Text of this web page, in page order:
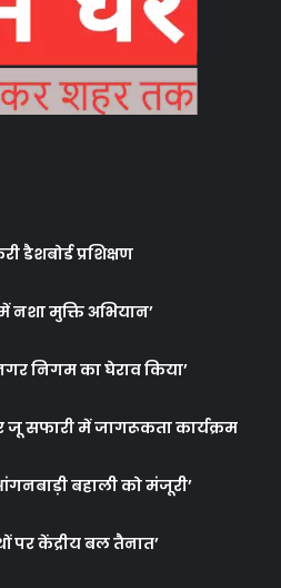
डैशबोर्ड प्रशिक्षण
मुक्ति अभियान’
निगम का घेराव किया’
जू सफारी में जागरूकता कार्यक्रम
बहाली को मंजूरी’
पर केंद्रीय बल तैनात’